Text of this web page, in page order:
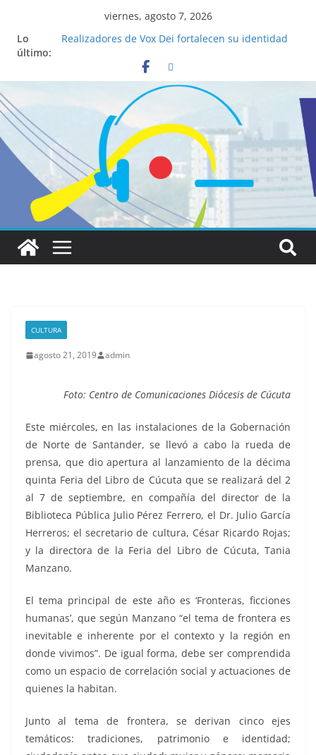
viernes, agosto 7, 2026
Lo
último:
Realizadores de Vox Dei fortalecen su identidad
La ciencia desvela los 5 secretos que tiene
fácilmente un católico para convertirse en
“Superancianos”
Pop Up Market atrae a cientos de visitantes y
dinamiza la economía local
Salud mental a la mesa: la importancia de
hablarlo en familia
Lo que tienen en común la nueva Película Toy
Story 5 y el Papa León XIV
CULTURA
agosto 21, 2019 admin
Foto: Centro de Comunicaciones Diócesis de Cúcuta
Este miércoles, en las instalaciones de la Gobernación
de Norte de Santander, se llevó a cabo la rueda de
prensa, que dio apertura al lanzamiento de la décima
quinta Feria del Libro de Cúcuta que se realizará del 2
al 7 de septiembre, en compañía del director de la
Biblioteca Pública Julio Pérez Ferrero, el Dr. Julio García
Herreros; el secretario de cultura, César Ricardo Rojas;
y la directora de la Feria del Libro de Cúcuta, Tania
Manzano.
El tema principal de este año es ‘Fronteras, ficciones
humanas’, que según Manzano “el tema de frontera es
inevitable e inherente por el contexto y la región en
donde vivimos”. De igual forma, debe ser comprendida
como un espacio de correlación social y actuaciones de
quienes la habitan.
Junto al tema de frontera, se derivan cinco ejes
temáticos: tradiciones, patrimonio e identidad;